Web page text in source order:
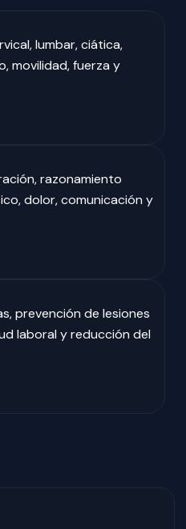
lumbar, ciática,
movilidad, fuerza y
razonamiento
dolor, comunicación y
prevención de lesiones
laboral y reducción del